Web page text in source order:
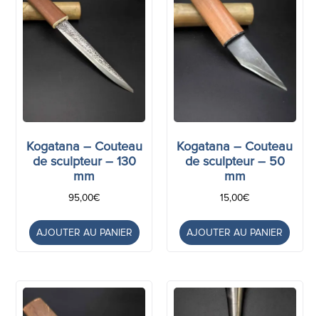
Kogatana – Couteau
de sculpteur – 130
mm
95,00€
AJOUTER AU PANIER
Kogatana – Couteau
de sculpteur – 50
mm
15,00€
AJOUTER AU PANIER